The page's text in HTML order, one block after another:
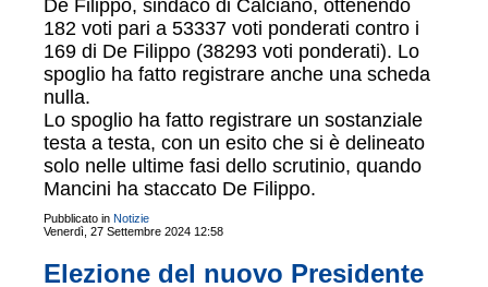
De Filippo, sindaco di Calciano, ottenendo
182 voti pari a 53337 voti ponderati contro i
169 di De Filippo (38293 voti ponderati). Lo
spoglio ha fatto registrare anche una scheda
nulla.
Lo spoglio ha fatto registrare un sostanziale
testa a testa, con un esito che si è delineato
solo nelle ultime fasi dello scrutinio, quando
Mancini ha staccato De Filippo.
Pubblicato in Notizie
Venerdì, 27 Settembre 2024 12:58
Elezione del nuovo Presidente